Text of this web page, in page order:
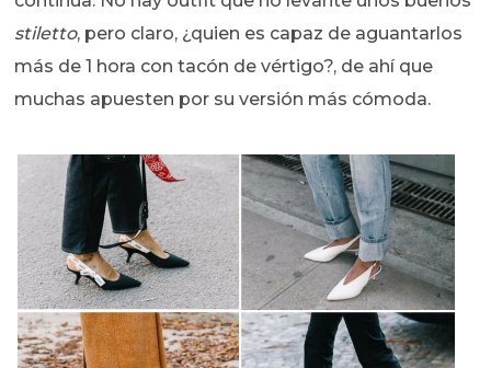
stiletto, pero claro, ¿quien es capaz de aguantarlos
más de 1 hora con tacón de vértigo?, de ahí que
muchas apuesten por su versión más cómoda.